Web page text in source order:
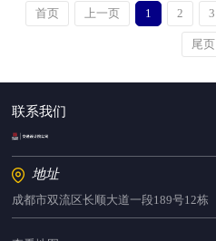
首页 上一页 1 2 3
尾页
联系我们
地址
成都市双流区长顺大道一段189号12栋